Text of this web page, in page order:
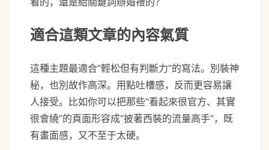
適合這類文章的內容氣質
這種主題最適合“輕松但有判斷力”的寫法。別裝神
秘，也別故作高深。用點吐槽感，反而更容易讓
人接受。比如你可以把那些“看起來很官方、其實
很會繞”的頁面形容成“披著西裝的流量高手”，既
有畫面感，又不至于太硬。